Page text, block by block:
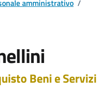
amministrativo /
Beni e Servizi